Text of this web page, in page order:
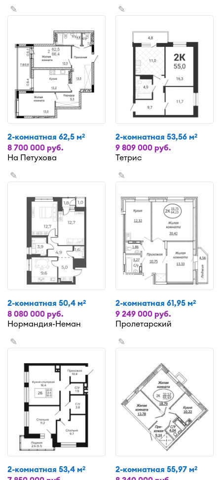
✎
2-комнатная 62,5 м2
8 700 000 руб.
На Петухова
✎
2-комнатная 53,56 м2
9 809 000 руб.
Тетрис
✎
2-комнатная 50,4 м2
8 080 000 руб.
Нормандия-Неман
✎
2-комнатная 61,95 м2
9 249 000 руб.
Пролетарский
✎
2-комнатная 53,4 м2
✎
2-комнатная 55,97 м2